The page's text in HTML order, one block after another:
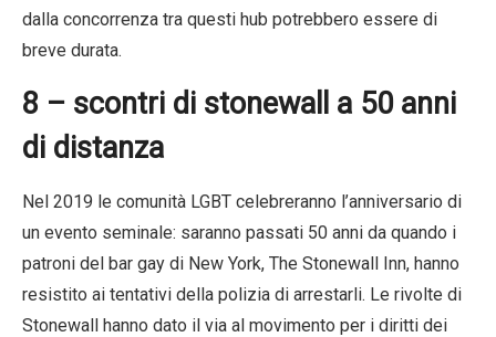
dalla concorrenza tra questi hub potrebbero essere di
breve durata.
8 – scontri di stonewall a 50 anni
di distanza
Nel 2019 le comunità LGBT celebreranno l’anniversario di
un evento seminale: saranno passati 50 anni da quando i
patroni del bar gay di New York, The Stonewall Inn, hanno
resistito ai tentativi della polizia di arrestarli. Le rivolte di
Stonewall hanno dato il via al movimento per i diritti dei